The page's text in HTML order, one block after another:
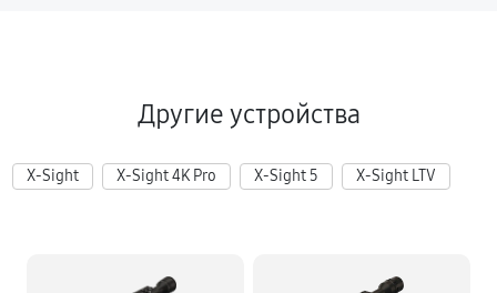
Другие устройства
X-Sight X-Sight 4K Pro X-Sight 5 X-Sight LTV